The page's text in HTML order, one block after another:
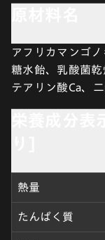
アフリカマンゴ
糖水飴、乳酸菌
テアリン酸Ca、
熱量
たんぱく質